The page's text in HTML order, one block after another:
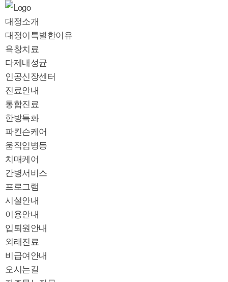
대정소개
대정이특별한이유
욕창치료
다제내성균
인공신장센터
진료안내
통합진료
한방특화
파킨슨케어
움직임병동
치매케어
간병서비스
프로그램
시설안내
이용안내
입퇴원안내
외래진료
비급여안내
오시는길